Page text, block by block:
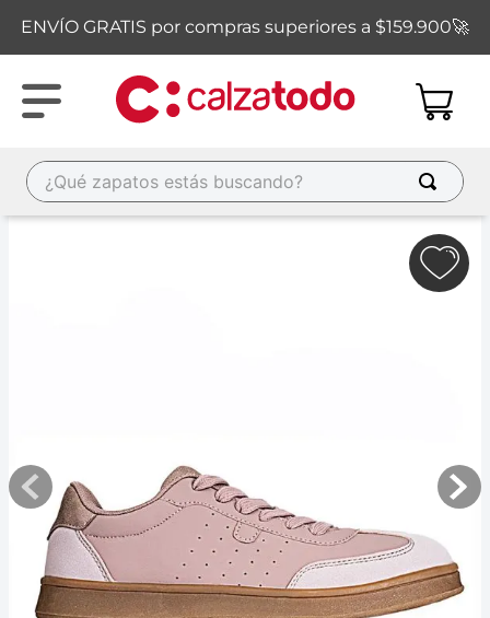
ENVÍO GRATIS por compras superiores a $159.900🚀
¿Qué zapatos estás buscando?
7
throwing
skechers
.
cartago
10. bubble gummers